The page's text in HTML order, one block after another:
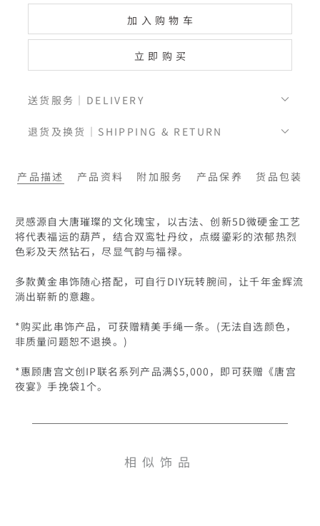
加入购物车
立即购买
送货服务｜DELIVERY
退货及换货｜SHIPPING & RETURN
产品描述 产品资料 附加服务 产品保养 货品包装
灵感源自大唐璀璨的文化瑰宝，以古法、创新5D微硬金工艺
将代表福运的葫芦，结合双鸾牡丹纹，点缀鎏彩的浓郁热烈
色彩及天然钻石，尽显气韵与福禄。
多款黄金串饰随心搭配，可自行DIY玩转腕间，让千年金辉流
淌出崭新的意趣。
*购买此串饰产品，可获赠精美手绳一条。(无法自选颜色，
非质量问题恕不退换。)
*惠顾唐宫文创IP联名系列产品满$5,000，即可获赠《唐宫
夜宴》手挽袋1个。
相似饰品